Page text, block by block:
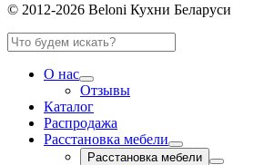
© 2012-2026 Beloni Кухни Беларуси
О нас
Отзывы
Каталог
Распродажа
Расстановка мебели
Расстановка мебели